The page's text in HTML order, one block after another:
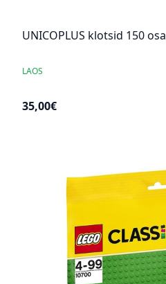
UNICOPLUS klotsid 150 osa
LAOS
35,00€